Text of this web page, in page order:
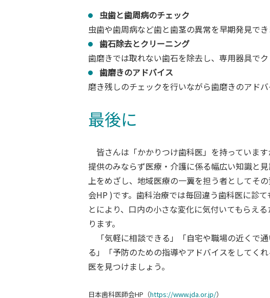
虫歯と歯周病のチェック
虫歯や歯周病など歯と歯茎の異常を早期発見でき
歯石除去とクリーニング
歯磨きでは取れない歯石を除去し、専用器具でク
歯磨きのアドバイス
磨き残しのチェックを行いながら歯磨きのアドバ
最後に
皆さんは「かかりつけ歯科医」を持っていま
提供のみならず医療・介護に係る幅広い知識と
上をめざし、地域医療の一翼を担う者としてそ
会HP )です。歯科治療では毎回違う歯科医に診
とにより、口内の小さな変化に気付いてもらえ
ります。
「気軽に相談できる」「自宅や職場の近くで
る」「予防のための指導やアドバイスをしてく
医を見つけましょう。
日本歯科医師会HP（https://www.jda.or.jp/）